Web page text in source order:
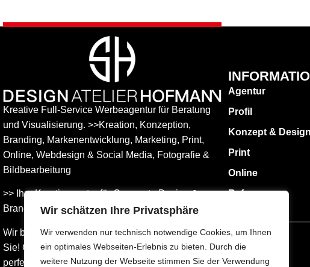
Wir schätzen Ihre Privatsphäre
Wir verwenden nur technisch notwendige Cookies, um Ihnen
ein optimales Webseiten-Erlebnis zu bieten. Durch die
weitere Nutzung der Webseite stimmen Sie der Verwendung
Kreative Full-Service Werbeagentur für Beratung
und Visualisierung. >>Kreation, Konzeption,
Branding, Markenentwicklung, Marketing, Print,
Online, Web­design & Social Media, Fotografie &
Bildbear­bei­tung
>> Ihre Kreativagentur für Corporate Design &
Branding Entwicklung – ganz in Ihrer Nähe.
Wir beraten Sie umfassend – und freuen uns auf
Sie! Gemeinsam finden wird die Werbung, die
perfekt zu Ihnen passt.
Agentur
Profil
Konzept & Design
Print
Online
Referenzen
Impressum
Datenschutz